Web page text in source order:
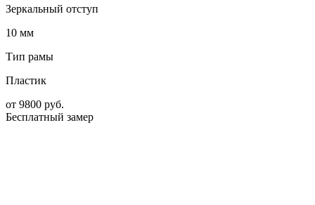
Зеркальный отступ
10 мм
Тип рамы
Пластик
от 9800 руб.
Бесплатный замер